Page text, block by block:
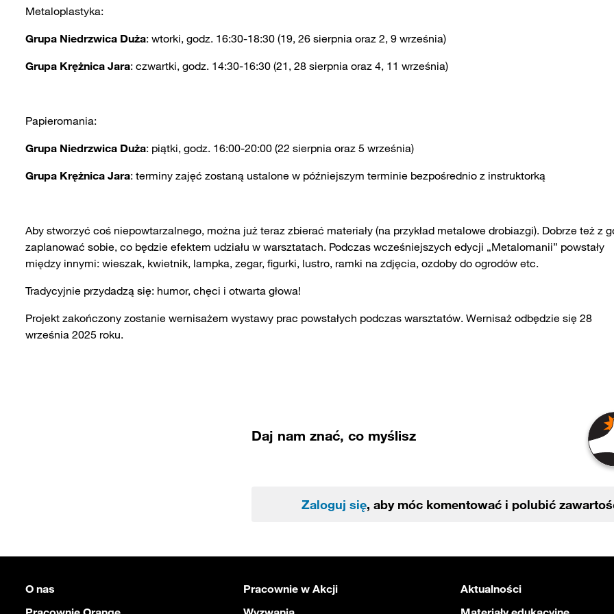
Metaloplastyka:
Grupa Niedrzwica Duża: wtorki, godz. 16:30-18:30 (19, 26 sierpnia oraz 2, 9 września)
Grupa Krężnica Jara: czwartki, godz. 14:30-16:30 (21, 28 sierpnia oraz 4, 11 września)
Papieromania:
Grupa Niedrzwica Duża: piątki, godz. 16:00-20:00 (22 sierpnia oraz 5 września)
Grupa Krężnica Jara: terminy zajęć zostaną ustalone w późniejszym terminie bezpośrednio z instruktorką
Aby stworzyć coś niepowtarzalnego, można już teraz zbierać materiały (na przykład metalowe drobiazgi). Dobrze też z
zaplanować sobie, co będzie efektem udziału w warsztatach. Podczas wcześniejszych edycji „Metalomanii” powstały
między innymi: wieszak, kwietnik, lampka, zegar, figurki, lustro, ramki na zdjęcia, ozdoby do ogrodów etc.
Tradycyjnie przydadzą się: humor, chęci i otwarta głowa!
Projekt zakończony zostanie wernisażem wystawy prac powstałych podczas warsztatów. Wernisaż odbędzie się 28
września 2025 roku.
Daj nam znać, co myślisz
Zaloguj się, aby móc komentować i polubić
O nas
Pracownie w Akcji
Aktualności